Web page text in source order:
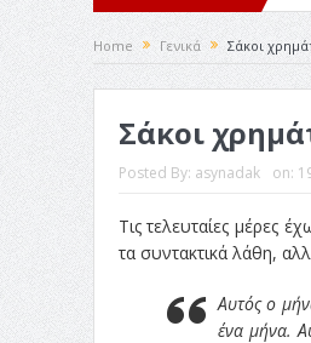
Η
Home Γενικά Σάκοι
Σάκοι
Posted By: asynadak on:
Τις τελευταίες μέρες
τα συντακτικά λάθη,
Αυτός ο
ένα μήνα.